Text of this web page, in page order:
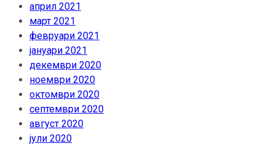
април 2021
март 2021
февруари 2021
јануари 2021
декември 2020
ноември 2020
октомври 2020
септември 2020
август 2020
јули 2020